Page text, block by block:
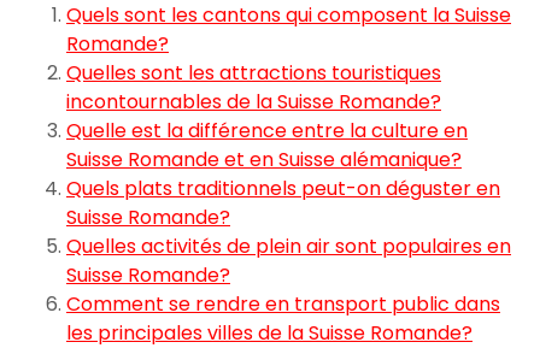
Quels sont les cantons qui composent la Suisse
Romande?
Quelles sont les attractions touristiques
incontournables de la Suisse Romande?
Quelle est la différence entre la culture en
Suisse Romande et en Suisse alémanique?
Quels plats traditionnels peut-on déguster en
Suisse Romande?
Quelles activités de plein air sont populaires en
Suisse Romande?
Comment se rendre en transport public dans
les principales villes de la Suisse Romande?